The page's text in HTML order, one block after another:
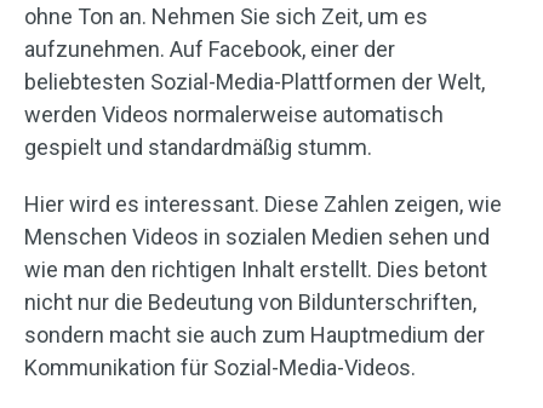
ohne Ton an. Nehmen Sie sich Zeit, um es
aufzunehmen. Auf Facebook, einer der
beliebtesten Sozial-Media-Plattformen der Welt,
werden Videos normalerweise automatisch
gespielt und standardmäßig stumm.
Hier wird es interessant. Diese Zahlen zeigen, wie
Menschen Videos in sozialen Medien sehen und
wie man den richtigen Inhalt erstellt. Dies betont
nicht nur die Bedeutung von Bildunterschriften,
sondern macht sie auch zum Hauptmedium der
Kommunikation für Sozial-Media-Videos.